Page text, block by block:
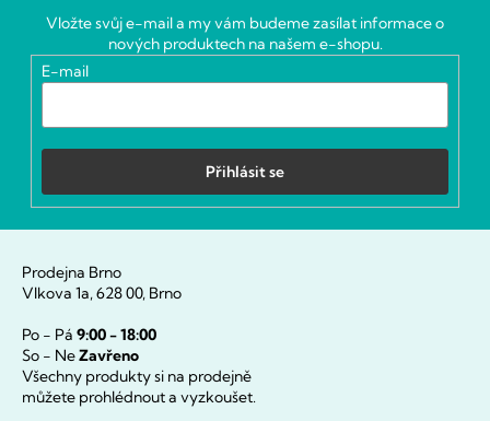
Vložte svůj e-mail a my vám budeme zasílat informace o
nových produktech na našem e-shopu.
E-mail
Přihlásit se
Prodejna Brno
Vlkova 1a, 628 00, Brno
Po - Pá 9:00 - 18:00
So - NeZavřeno
Všechny produkty si na prodejně
můžete prohlédnout a vyzkoušet.